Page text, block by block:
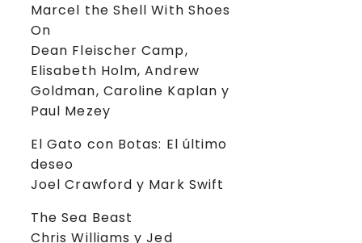
Marcel the Shell With Shoes
On
Dean Fleischer Camp,
Elisabeth Holm, Andrew
Goldman, Caroline Kaplan y
Paul Mezey
El Gato con Botas: El último
deseo
Joel Crawford y Mark Swift
The Sea Beast
Chris Williams y Jed